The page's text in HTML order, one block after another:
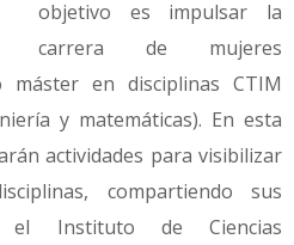
objetivo es impulsar la
carrera de mujeres
en disciplinas CTIM
y matemáticas). En esta
actividades para visibilizar
compartiendo sus
el Instituto de Ciencias